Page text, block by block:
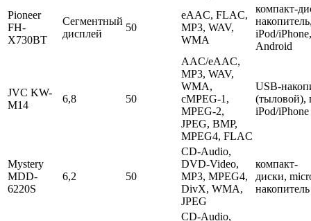
Pioneer
FH-
X730BT
Сегментный
дисплей
50
eAAC, FLAC,
MP3, WAV,
WMA
компакт-
iPod/
Android
JVC KW-
M14
6,8 50
AAC/eAAC,
MP3, WAV,
WMA,
cMPEG-1,
MPEG-2,
JPEG, BMP,
MPEG4, FLAC
USB-
(тыловой),
iPod/iPhone
Mystery
MDD-
6220S
6,2 50
CD-Audio,
DVD-Video,
MP3, MPEG4,
DivX, WMA,
JPEG
компакт-
диски,
CD-Audio,